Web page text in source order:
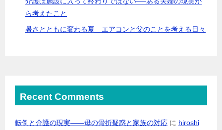
ら考えたこと
暑さとともに変わる夏 エアコンと父のことを考える日々
Recent Comments
転倒と介護の現実――母の骨折疑惑と家族の対応 に hiroshi